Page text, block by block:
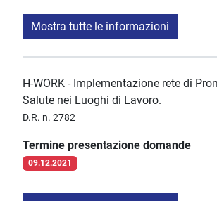
Mostra tutte le informazioni
H-WORK - Implementazione rete di
Salute nei Luoghi di Lavoro.
D.R. n. 2782
Termine presentazione domande
09.12.2021